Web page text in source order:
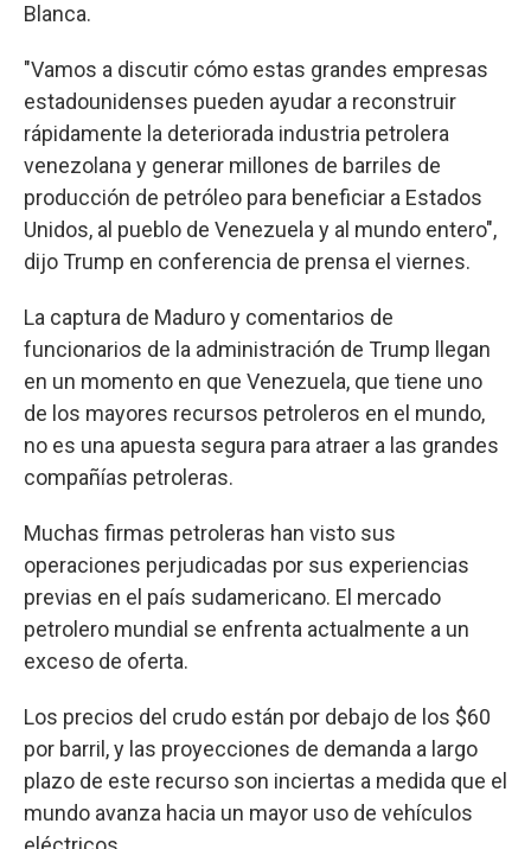
Blanca.
"Vamos a discutir cómo estas grandes empresas
estadounidenses pueden ayudar a reconstruir
rápidamente la deteriorada industria petrolera
venezolana y generar millones de barriles de
producción de petróleo para beneficiar a Estados
Unidos, al pueblo de Venezuela y al mundo entero",
dijo Trump en conferencia de prensa el viernes.
La captura de Maduro y comentarios de
funcionarios de la administración de Trump llegan
en un momento en que Venezuela, que tiene uno
de los mayores recursos petroleros en el mundo,
no es una apuesta segura para atraer a las grandes
compañías petroleras.
Muchas firmas petroleras han visto sus
operaciones perjudicadas por sus experiencias
previas en el país sudamericano. El mercado
petrolero mundial se enfrenta actualmente a un
exceso de oferta.
Los precios del crudo están por debajo de los $60
por barril, y las proyecciones de demanda a largo
plazo de este recurso son inciertas a medida que el
mundo avanza hacia un mayor uso de vehículos